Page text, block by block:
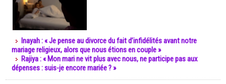
Inayah : « Je pense au divorce du fait d’infidélités avant notre
mariage religieux, alors que nous étions en couple »
Rajiya : « Mon mari ne vit plus avec nous, ne participe pas aux
dépenses : suis-je encore mariée ? »